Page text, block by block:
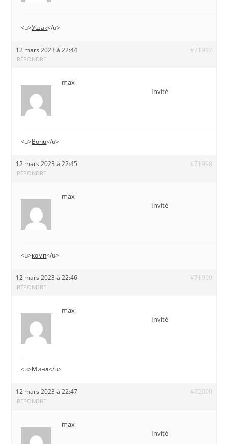
<u>Ушак</u>
12 mars 2023 à 22:44 #71997
RÉPONDRE
max
Invité
<u>Bonu</u>
12 mars 2023 à 22:45 #71998
RÉPONDRE
max
Invité
<u>комп</u>
12 mars 2023 à 22:46 #71999
RÉPONDRE
max
Invité
<u>Мина</u>
12 mars 2023 à 22:47 #72000
RÉPONDRE
max
Invité